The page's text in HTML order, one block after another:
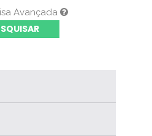
Avançada